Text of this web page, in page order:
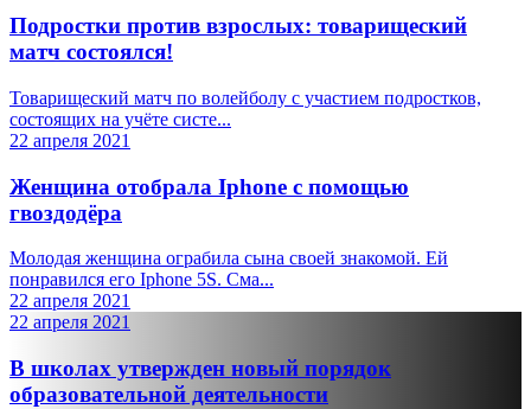
Подростки против взрослых: товарищеский
матч состоялся!
Товарищеский матч по волейболу с участием подростков,
состоящих на учёте систе...
22 апреля 2021
Женщина отобрала Iphone с помощью
гвоздодёра
Молодая женщина ограбила сына своей знакомой. Ей
понравился его Iphone 5S. Сма...
22 апреля 2021
22 апреля 2021
В школах утвержден новый порядок
образовательной деятельности